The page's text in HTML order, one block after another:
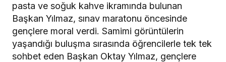
pasta ve soğuk kahve ikramında bulunan
Başkan Yılmaz, sınav maratonu öncesinde
gençlere moral verdi. Samimi görüntülerin
yaşandığı buluşma sırasında öğrencilerle tek tek
sohbet eden Başkan Oktay Yılmaz, gençlere